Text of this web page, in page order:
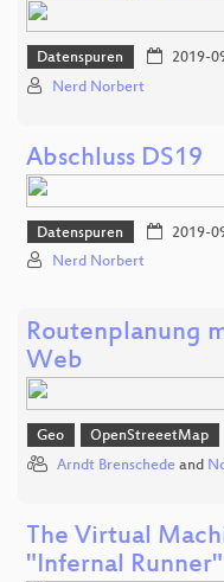
Datenspuren 2019-
Nerd Norbert
Abschluss DS19
Datenspuren 2019-
Nerd Norbert
Routenplanung
Web
Geo OpenStreeetMap
Arndt Brenschede and
The Virtual
"Infernal Runner"